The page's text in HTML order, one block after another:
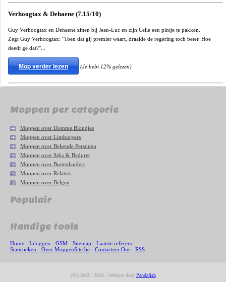
Verhoogtax & Dehaene (7.15/10)
Guy Verhoogtax en Dehaene zitten bij Jean-Luc en zijn Celie een pintje te pakken.
Zegt Guy Verhoogtax: "Toen dat gij premier waart, draaide de regering toch beter. Hoe
deedt ge dat?"...
Mop verder lezen (Je hebt 12% gelezen)
Moppen per categorie
Moppen over Domme Blondjes
Moppen over Limburgers
Moppen over Bekende Personen
Moppen over Seks & Bedpret
Moppen over Buitenlanders
Moppen over Relaties
Moppen over Belgen
Populair
Handige tools
Home - Inloggen - GSM - Sitemap - Laatste referers -
Statistieken - Over MoppenSite.be - Contacteer Ons - RSS
(©) 2003 - 2026 - Website door Pandafish